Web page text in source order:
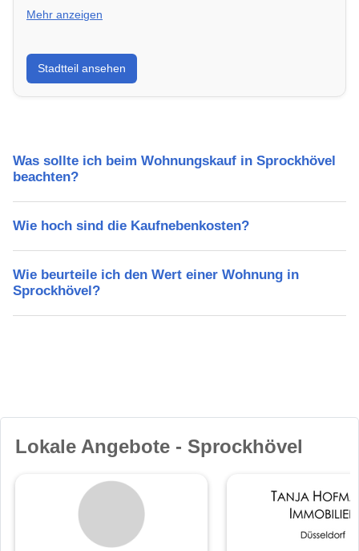
Mehr anzeigen
Erfahre mehr über deinen Stadtteil in Sprockhövel:
Lebensqualität, Verkehrsanbindung, Schulen,
Freizeitmöglichkeiten und Mietpreise.
Stadtteil ansehen
Was sollte ich beim Wohnungskauf in Sprockhövel
beachten?
Wie hoch sind die Kaufnebenkosten?
Wie beurteile ich den Wert einer Wohnung in
Sprockhövel?
Lokale Angebote - Sprockhövel